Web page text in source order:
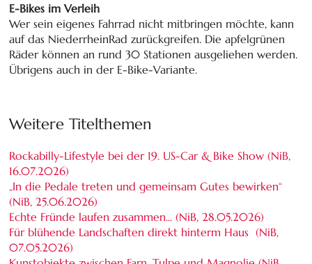
E-Bikes im Verleih
Wer sein eigenes Fahrrad nicht mit­brin­gen möchte, kann
auf das Nieder­rhein­Rad zurückgreifen. Die apfel­grünen
Räder können an rund 30 Stationen aus­ge­liehen werden.
Übrigens auch in der E-Bike-Variante.
Weitere Titelthemen
Rockabilly-Lifestyle bei der 19. US-Car & Bike Show (NiB,
16.07.2026)
„In die Pedale treten und gemeinsam Gutes bewirken“
(NiB,25.06.2026)
Echte Fründe laufen zusammen... (NiB,28.05.2026)
Für blühende Landschaften direkt hinterm Haus (NiB,
07.05.2026)